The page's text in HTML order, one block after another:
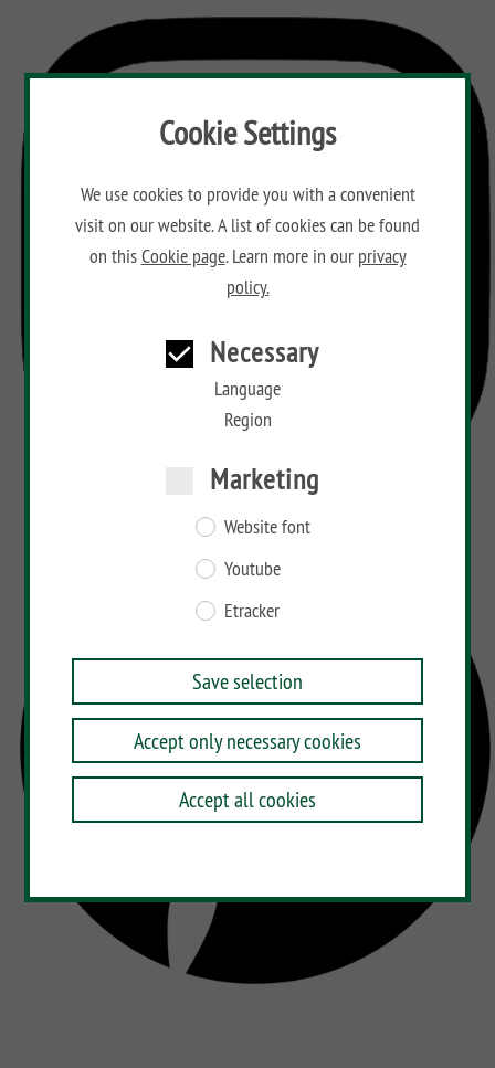
Cookie Settings
We use cookies to provide you with a convenient
visit on our website. A list of cookies can be found
on thisCookie page. Learn more in our privacy
policy.
Necessary
Language
Region
Marketing
Website font
Youtube
Etracker
Save selection
Accept only necessary cookies
Accept all cookies